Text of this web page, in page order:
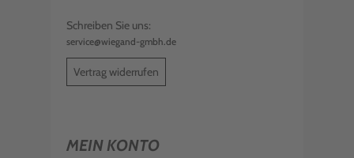
Schreiben Sie uns:
service@wiegand-gmbh.de
Vertrag widerrufen
MEIN KONTO